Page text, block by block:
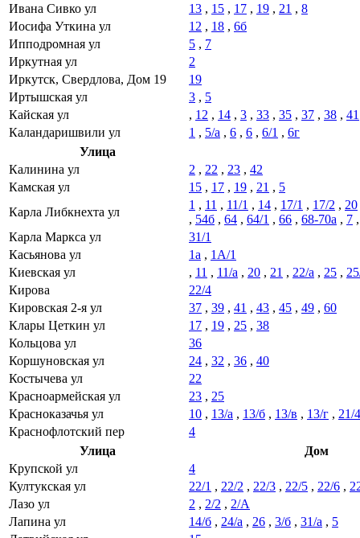
Ивана Сивко ул
13 , 15 , 17 , 19 , 21 , 8
Иосифа Уткина ул
12 , 18 , 6б
Ипподромная ул
5 , 7
Иркутная ул
2
Иркутск, Свердлова, Дом 19
19
Иртышская ул
3 , 5
Кайская ул
, 12 , 14 , 3 , 33 , 35 , 37 , 38 , 41
Каландаришвили ул
1 , 5/а , 6 , 6 , 6/1 , 6г
Улица
Калинина ул
2 , 22 , 23 , 42
Камская ул
15 , 17 , 19 , 21 , 5
Карла Либкнехта ул
1 , 11 , 11/1 , 14 , 17/1 , 17/2 , 20
, 54б , 64 , 64/1 , 66 , 68-70а , 7
Карла Маркса ул
31/1
Касьянова ул
1а , 1А/1
Киевская ул
, 11 , 11/а , 20 , 21 , 22/а , 25 ,
Кирова
22/4
Кировская 2-я ул
37 , 39 , 41 , 43 , 45 , 49 , 60
Клары Цеткин ул
17 , 19 , 25 , 38
Кольцова ул
36
Коршуновская ул
24 , 32 , 36 , 40
Костычева ул
22
Красноармейская ул
23 , 25
Красноказачья ул
10 , 13/а , 13/б , 13/в , 13/г , 21/4
Краснофлотский пер
4
Улица
Дом
Крупской ул
4
Култукская ул
22/1 , 22/2 , 22/3 , 22/5 , 22/6 ,
Лазо ул
2 , 2/2 , 2/А
Лапина ул
14/б , 24/а , 26 , 3/б , 31/а , 5